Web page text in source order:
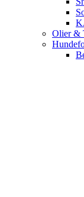
Olier &